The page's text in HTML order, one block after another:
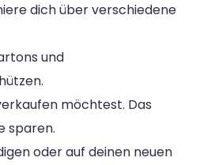
dich über verschiedene
und
möchtest. Das
sparen.
oder auf deinen neuen